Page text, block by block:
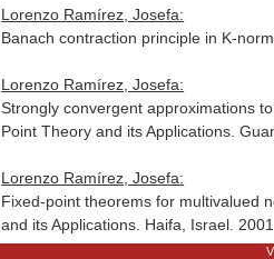
Lorenzo Ramírez, Josefa:
Banach contraction principle in K-
Lorenzo Ramírez, Josefa:
Strongly convergent approximations
Point Theory and its Applications.
Lorenzo Ramírez, Josefa:
Fixed-point theorems for multivalued
and its Applications. Haifa, Israel. 2001